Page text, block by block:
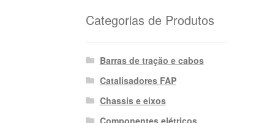
Categorias de Produtos
Barras de tração e cabos
Catalisadores FAP
Chassis e eixos
Componentes elétricos